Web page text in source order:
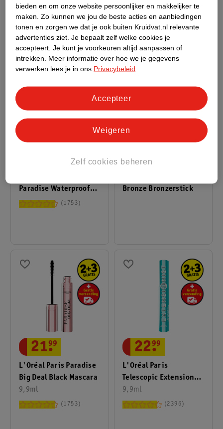
Wimpers - 8 ml
995
1550
Paradise Waterproof
Zwarte Volume1753
Bronze Bronzerstick
16
L'Oréal Paris Paradise
Big Deal Black Mascara
9,9ml
21.
99
1753
L'Oréal Paris
Telescopic Extensionist
Waterproof Mascara
9,9ml
22.
99
2396
bieden en om onze website persoonlijker en makkelijker te
maken. Zo kunnen we jou de beste acties en aanbiedingen
tonen en zorgen we dat je ook buiten Kruidvat.nl relevante
advertenties ziet. Je bepaalt zelf welke cookies je
accepteert. Je kunt je voorkeuren altijd aanpassen of
intrekken.
Meer informatie over hoe we je gegevens
verwerken lees je in ons Privacybeleid
Zelf cookies beheren
Weigeren
Accepteer